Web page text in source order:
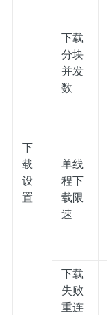
下
载
设
置
下载
分块
并发
数
单线
程下
载限
速
下载
失败
重连